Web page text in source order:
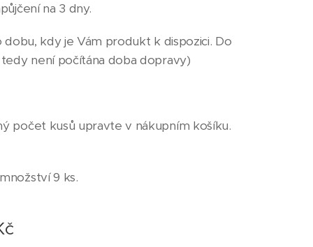
na 3 dny.
dobu, kdy je Vám produkt k dispozici. Do
není počítána doba dopravy)
počet kusů upravte v nákupním košíku.
9 ks.